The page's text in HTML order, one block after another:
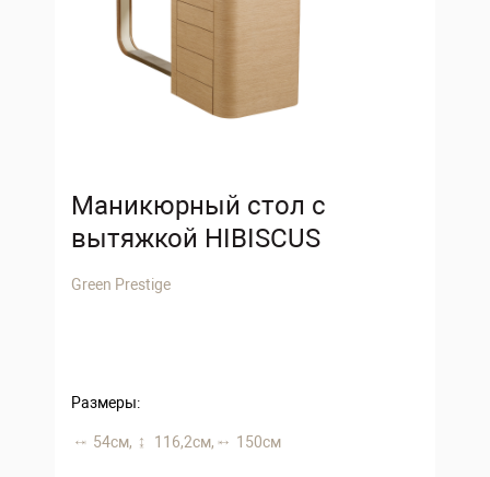
Маникюрный стол с
вытяжкой HIBISCUS
Green Prestige
Размеры:
54 см, 116,2 см, 150 см